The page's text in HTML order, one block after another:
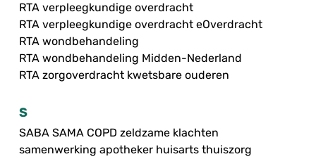
RTA verpleegkundige overdracht
RTA verpleegkundige overdracht eOverdracht
RTA wondbehandeling
RTA wondbehandeling Midden-Nederland
RTA zorgoverdracht kwetsbare ouderen
S
SABA SAMA COPD zeldzame klachten
samenwerking apotheker huisarts thuiszorg